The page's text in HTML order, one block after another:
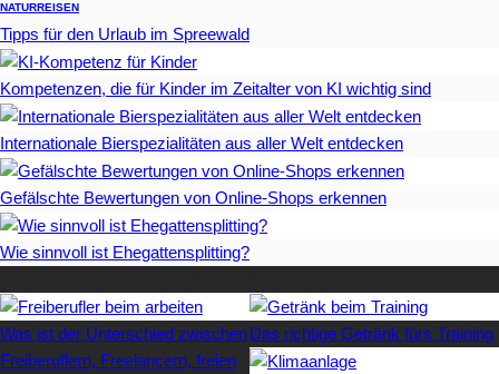
NATURREISEN
Tipps für den Urlaub im Spreewald
Kompetenzen, die für Kinder im Zeitalter von KI wichtig sind
Internationale Bierspezialitäten aus aller Welt entdecken
Gefälschte Bewertungen von Online-Shops erkennen
Wie sinnvoll ist Ehegattensplitting?
Was ist der Unterschied zwischen
Freiberuflern, Freelancern, freien
Das richtige Getränk fürs Training